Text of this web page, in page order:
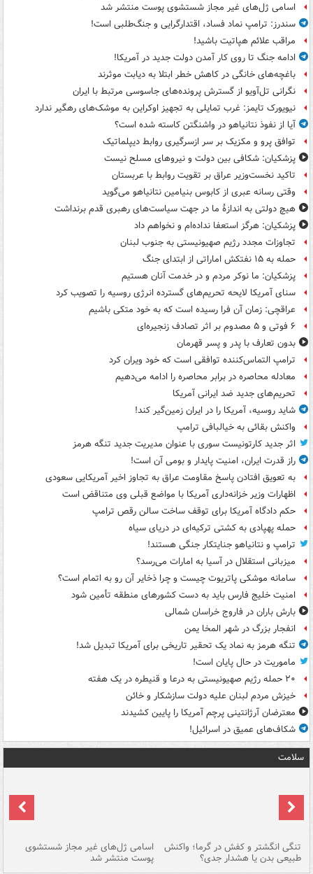
اسامی ژل‌های غیر مجاز شستشوی پوست منتشر شد
سندرز: ترامپ نماد فساد، اقتدارگرایی و جنگ‌طلبی است!
مراقب علائم هپاتیت باشید!
ادامه جنگ تا روی کار آمدن دولت جدید در آمریکا!
باغچه‌های خانگی در کاهش خطر ابتلا به دیابت موثرند
نگرانی تل‌آویو از گسترش پرونده‌های جاسوسی مرتبط با ایران
نیویورک تایمز: غرب تمایلی به تجهیز اوکراین به موشک‌های رهگیر ندارد
آیا از نفوذ نتانیاهو در واشنگتن کاسته شده است؟
توافق پرو و مکزیک بر سر ازسرگیری روابط دیپلماتیک
پزشکیان: شکافی بین دولت و نیروهای مسلح نیست
تاکید نخست‌وزیر عراق بر تقویت روابط با عربستان
وقتی رسانه عبری از کابوس بنیامین نتانیاهو می‌گوید
هیچ دولتی به اندازۀ ما در جهت سیاست‌های رهبری قدم برنداشت
پزشکیان: هرگز استعفا نداده‌ام و نخواهم داد
تجاوزات مجدد رژیم صهیونیستی به جنوب لبنان
حمله به ۱۵ نفتکش‌ اماراتی از ابتدای جنگ
پزشکیان: ما نوکر مردم و در خدمت آنان هستیم
سنای آمریکا لایحه تحریم‌های گسترده انرژی روسیه را تصویب کرد
عراقچی: زمان آن فرا رسیده است که به خود متکی باشیم
۶ فوتی و ۵ مصدوم بر اثر تصادف زنجیره‌ای
بدون تعارف با پدر و پسر قهرمان
ترامپ التماس‌کننده توافقی است که خود ویران کرد
معادله محاصره در برابر محاصره را ادامه می‌دهیم
تحریم‌های جدید ضد ایرانی آمریکا
شاید روسیه، آمریکا را در ایران زمین‌گیر کند!
واکنش بقائی به خیالبافی ترامپ
اثر جدید کارتونیست سوری با عنوان مدیریت جدید تنگه هرمز
راز قدرت ایران، امنیت پایدار و بومی آن است!
به تعویق افتادن پاسخ مقاومت عراق به تجاوز اخیر آمریکایی سعودی
اظهارات وزیر خزانه‌داری آمریکا با مواضع قبلی وی متناقض است
حکم دادگاه آمریکا برای توقف ساخت سالن رقص ترامپ
حمله پهپادی به کشتی ترکیه‌ای در دریای سیاه
ترامپ و نتانیاهو جنایتکار جنگی هستند!
میزبانی استقلال در آسیا به امارات می‌رسد؟
سامانه موشکی پاتریوت چیست و چرا ذخایر آن رو به اتمام است؟
امنیت خلیج فارس باید به دست کشورهای منطقه تأمین شود
بارش باران در فاروج خراسان شمالی
انفجار بزرگ در شهر المخا یمن
تنگه هرمز به نماد یک تحقیر تاریخی برای آمریکا تبدیل شد!
ماموریت در حال پایان است!
۲۰ حمله رژیم صهیونیستی به درعا و قنیطره در یک هفته
خیزش مردم لبنان علیه دولت سازشکار و خائن
معترضان آرژانتینی پرچم آمریکا را پایین کشیدند
شکاف‌های عمیق در اسرائیل!
سلامت
تنگی انگشتر و کفش در گرما؛ واکنش
طبیعی بدن یا هشدار جدی؟
اسامی ژل‌های غیر مجاز شستشوی
پوست منتشر شد